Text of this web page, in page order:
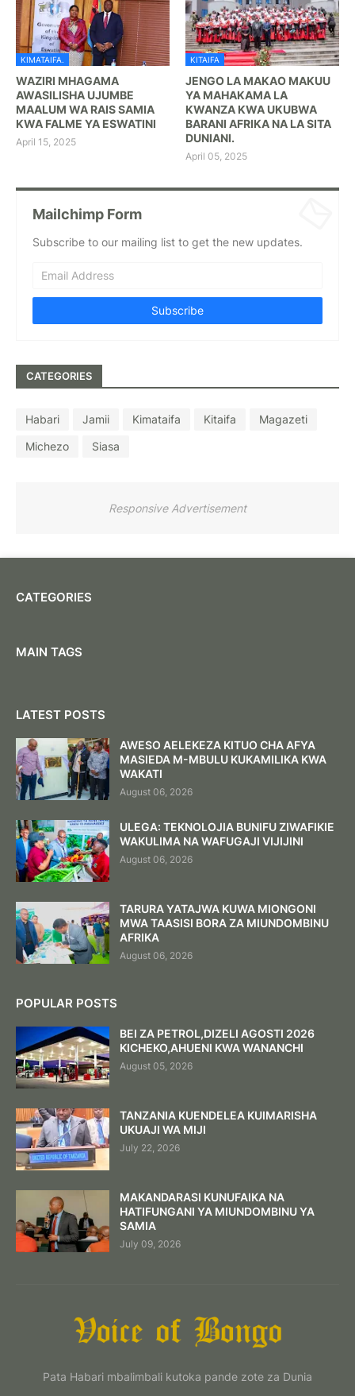
KIMATAIFA.
WAZIRI MHAGAMA
AWASILISHA UJUMBE
MAALUM WA RAIS SAMIA
KWA FALME YA ESWATINI
April 15, 2025
KITAIFA
JENGO LA MAKAO MAKUU
YA MAHAKAMA LA
KWANZA KWA UKUBWA
BARANI AFRIKA NA LA SITA
DUNIANI.
April 05, 2025
Mailchimp Form
Subscribe to our mailing list to get the new updates.
CATEGORIES
Habari Jamii Kimataifa Kitaifa
Magazeti
Michezo
Siasa
Responsive Advertisement
CATEGORIES
MAIN TAGS
LATEST POSTS
AWESO AELEKEZA KITUO CHA AFYA
MASIEDA M-MBULU KUKAMILIKA KWA
WAKATI
August 06, 2026
ULEGA: TEKNOLOJIA BUNIFU ZIWAFIKIE
WAKULIMA NA WAFUGAJI VIJIJINI
August 06, 2026
TARURA YATAJWA KUWA MIONGONI
MWA TAASISI BORA ZA MIUNDOMBINU
AFRIKA
August 06, 2026
POPULAR POSTS
BEI ZA PETROL,DIZELI AGOSTI 2026
KICHEKO,AHUENI KWA WANANCHI
August 05, 2026
TANZANIA KUENDELEA KUIMARISHA
UKUAJI WA MIJI
July 22, 2026
MAKANDARASI KUNUFAIKA NA
HATIFUNGANI YA MIUNDOMBINU YA
SAMIA
July 09, 2026
Pata Habari mbalimbali kutoka pande zote za Dunia